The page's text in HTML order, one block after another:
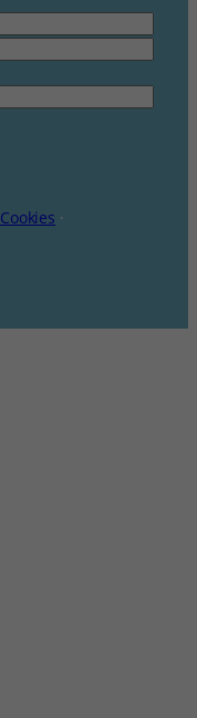
Cookies ·